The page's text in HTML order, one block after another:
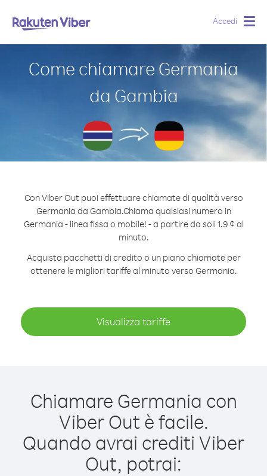
Accedi
Come chiamare Germania
da Gambia
Con Viber Out puoi effettuare chiamate di qualità verso
Germania da Gambia.Chiama qualsiasi numero in
Germania - linea fissa o mobile! - a partire da soli 1.9 ¢ al
minuto.
Acquista pacchetti di credito o un piano chiamate per
ottenere le migliori tariffe al minuto verso Germania.
Visualizza tariffe
Chiamare Germania con
Viber Out è facile.
Quando avrai crediti Viber
Out, potrai: